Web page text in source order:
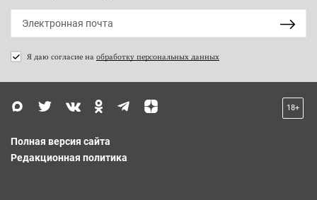
Я даю согласие на обработку персональных данных
18+
Полная версия сайта
Редакционная политика